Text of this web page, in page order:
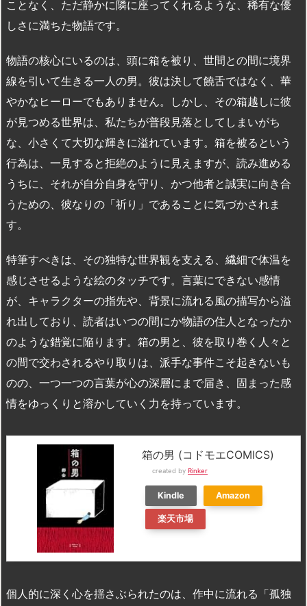
ことなく、ただ静かに隣に座ってくれるような、稀有な優
しさに満ちた物語です。
物語の核心にいるのは、頭に箱を被り、世間との間に境界
線を引いて生きる一人の男。彼は決して饒舌ではなく、華
やかなヒーローでもありません。しかし、その箱越しに彼
が見つめる世界は、私たちが普段見落としてしまいがち
な、小さくて大切な輝きに溢れています。箱を被るという
行為は、一見すると拒絶のように見えますが、読み進める
うちに、それが自分自身を守り、かつ他者と誠実に向き合
うための、彼なりの「祈り」であることに気づかされま
す。
特筆すべきは、その独特な世界観を支える、繊細で体温を
感じさせるような絵のタッチです。言葉にできない感情
が、キャラクターの指先や、背景に流れる風の描写から溢
れ出しており、読者はいつの間にか物語の住人となったか
のような錯覚に陥ります。箱の男と、彼を取り巻く人々と
の間で交わされるやり取りは、派手な事件こそ起きないも
のの、一つ一つの言葉が心の深層にまで届き、固まった感
情をゆっくりと溶かしていく力を持っています。
箱の男 (コドモエCOMICS)
created by Rinker
Kindle Amazon
楽天市場
個人的に深く心を揺さぶられたのは、作中に流れる「孤独